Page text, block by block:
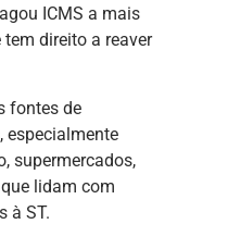
ICMS a mais
direito a reaver
fontes de
especialmente
supermercados,
lidam com
à ST.